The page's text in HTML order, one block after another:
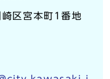
区宮本町1番地